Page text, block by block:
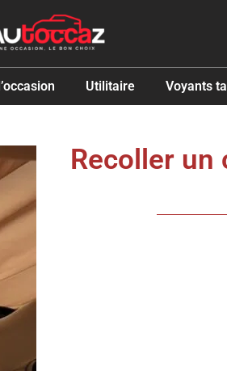
Utilitaire Voyants
Recoller un